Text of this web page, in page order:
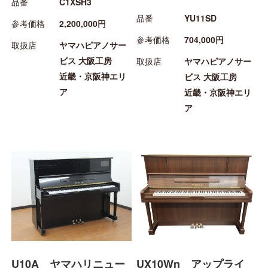
参考価格
2,200,000円
取扱店
ヤマハピアノサー
ビス 大阪工房
近畿・京阪神エリ
ア
品番
YU11SD
参考価格
704,000円
取扱店
ヤマハピアノサー
ビス 大阪工房
近畿・京阪神エリ
ア
U10A ヤマハリニュー UX10Wn アップライ